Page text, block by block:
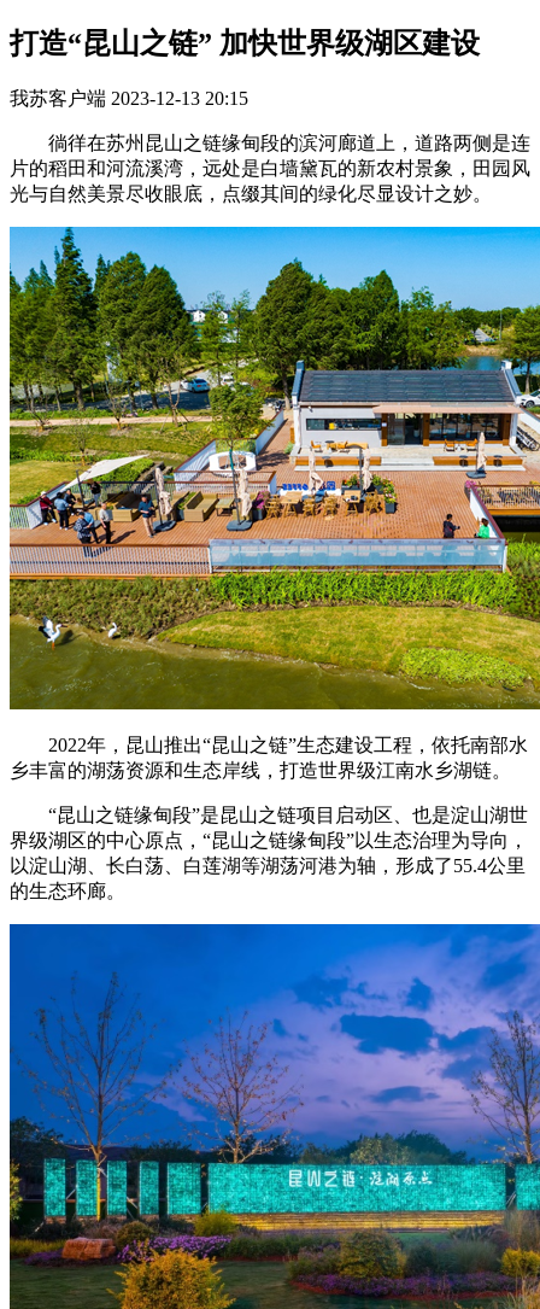
打造“昆山之链” 加快世界级湖区建设
我苏客户端 2023-12-13 20:15
徜徉在苏州昆山之链缘甸段的滨河廊道上，道路两侧是连
片的稻田和河流溪湾，远处是白墙黛瓦的新农村景象，田园风
光与自然美景尽收眼底，点缀其间的绿化尽显设计之妙。
2022年，昆山推出“昆山之链”生态建设工程，依托南部水
乡丰富的湖荡资源和生态岸线，打造世界级江南水乡湖链。
“昆山之链缘甸段”是昆山之链项目启动区、也是淀山湖世
界级湖区的中心原点，“昆山之链缘甸段”以生态治理为导向，
以淀山湖、长白荡、白莲湖等湖荡河港为轴，形成了55.4公里
的生态环廊。